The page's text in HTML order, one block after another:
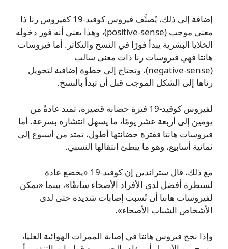
إضافة إلى ذلك، يُصنَّف فيروس كوفيد‑19 كفيروس رنا ذا
معنى موجب (positive‑sense)، وهذا يعني أنه فور دخوله
الخلايا البشرية يبدأ فورًا في النسخ والتكاثر. أما فيروسات
هانتا فهي فيروسات رنا ذات معنى سالب
(negative‑sense)، وتحتاج إلى خطوة إضافية لتحويل
رناها إلى الشكل الموجب قبل أن تبدأ بالنسخ.
لفيروس كوفيد‑19 فترة حضانة قصيرة، تمتد عادةً من
يومين إلى أربعة عشر يومًا، ما يسهل انتشاره بسرعة. أما
فيروسات هانتا ففترة حضانتها أطول، تمتد من أسبوع إلى
ثمانية أسابيع، وهو ما يبطئ انتقالها النسبي.
مع ذلك، قال ستراندين إن كوفيد‑19 «يخضع عادة
لسيطرة أفضل لدى الأفراد الأصحاء سابقًا»، بينما «يمكن
لفيروسات هانتا أن تُسبب إصابات شديدة حتى لدى
الأشخاص الشباب الأصحاء».
وإذا نجح فيروس هانتا في إصابة الممرات الهوائية العليا،